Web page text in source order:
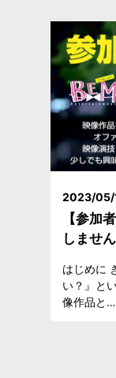
2023/05/
【参加
しませ
はじめに
い？』と
像作品と